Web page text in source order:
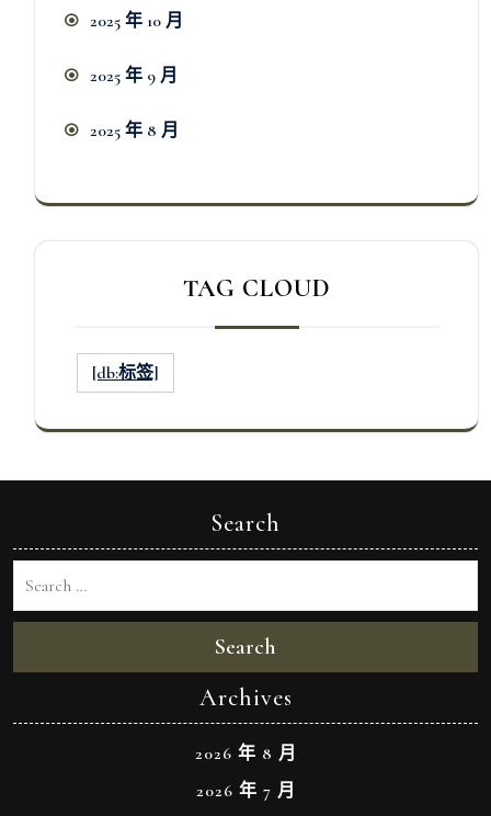
2025 年 10 月
2025 年 9 月
2025 年 8 月
TAG CLOUD
[db:标签]
Search
Search
Archives
2026 年 8 月
2026 年 7 月